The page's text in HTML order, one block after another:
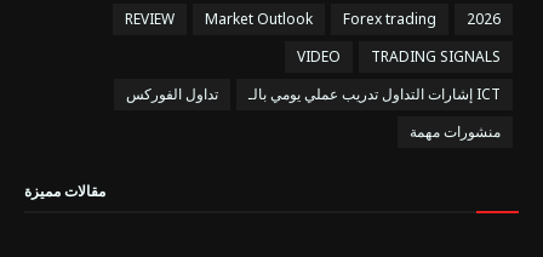
2026
Forex trading
Market Outlook
REVIEW
TRADING SIGNALS
VIDEO
إشارات التداول تدريب عملي يومي بالـ ICT
تداول الفوركس
منشورات مهمة
مقالات مميزة